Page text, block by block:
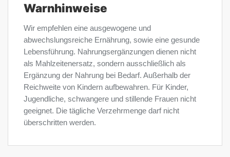
Warnhinweise
Wir empfehlen eine ausgewogene und
abwechslungsreiche Ernährung, sowie eine gesunde
Lebensführung. Nahrungsergänzungen dienen nicht
als Mahlzeitenersatz, sondern ausschließlich als
Ergänzung der Nahrung bei Bedarf. Außerhalb der
Reichweite von Kindern aufbewahren. Für Kinder,
Jugendliche, schwangere und stillende Frauen nicht
geeignet. Die tägliche Verzehrmenge darf nicht
überschritten werden.